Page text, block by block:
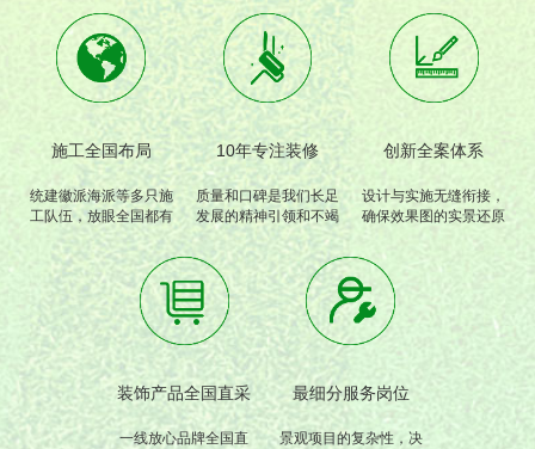
施工全国布局
统建徽派海派等多只施
工队伍，放眼全国都有
我们的工程和足迹。
10年专注装修
质量和口碑是我们长足
发展的精神引领和不竭
动力
创新全案体系
设计与实施无缝衔接，
确保效果图的实景还原
装饰产品全国直采
一线放心品牌全国直
最细分服务岗位
景观项目的复杂性，决